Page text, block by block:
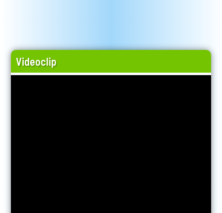
Videoclip